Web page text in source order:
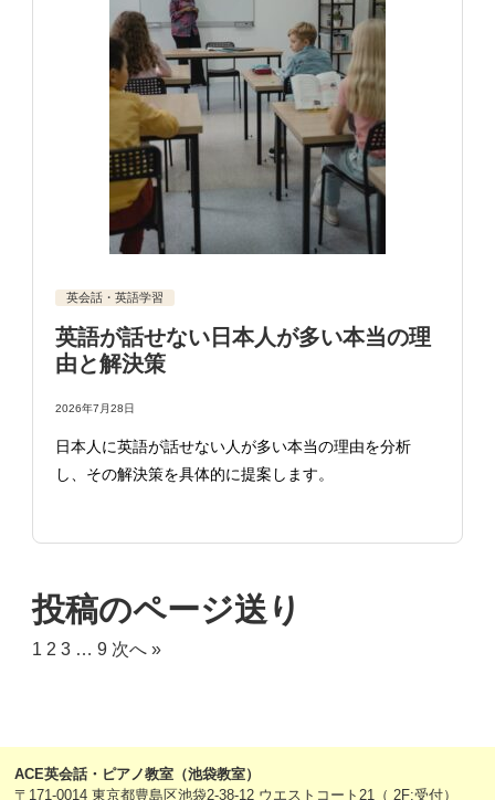
英会話・英語学習
英語が話せない日本人が多い本当の理
由と解決策
2026年7月28日
日本人に英語が話せない人が多い本当の理由を分析
し、その解決策を具体的に提案します。
投稿のページ送り
1 2 3 … 9 次へ »
ACE英会話・ピアノ教室（池袋教室）
〒171-0014 東京都豊島区池袋2-38-12 ウエストコート21（ 2F:受付）